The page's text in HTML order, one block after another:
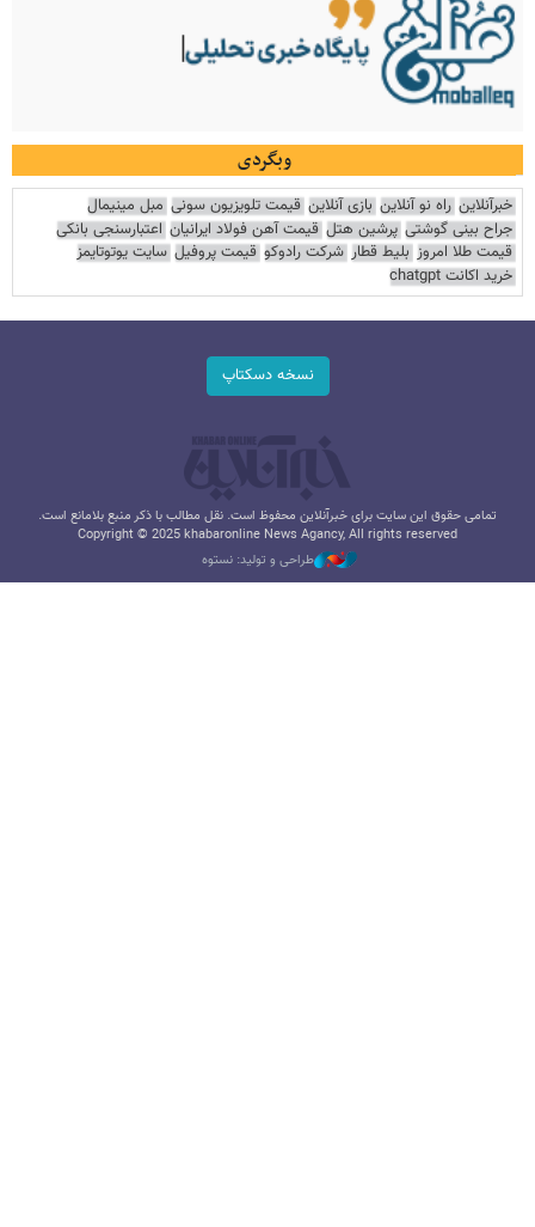
وبگردی
خبرآنلاین راه نو آنلاین بازی آنلاین قیمت تلویزیون سونی مبل مینیمال
جراح بینی گوشتی پرشین هتل قیمت آهن فولاد ایرانیان اعتبارسنجی بانکی
قیمت طلا امروز بلیط قطار شرکت رادوکو قیمت پروفیل سایت یوتوتایمز
خرید اکانت chatgpt
نسخه دسکتاپ
تمامی حقوق این سایت برای خبرآنلاین محفوظ است. نقل مطالب با ذکر منبع بلامانع است.
Copyright © 2025 khabaronline News Agancy, All rights reserved
طراحی و تولید: نستوه